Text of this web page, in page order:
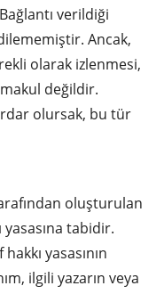
verildiği
Ancak,
olarak izlenmesi,
değildir.
olursak, bu tür
oluşturulan
tabidir.
yasasının
ilgili yazarın veya